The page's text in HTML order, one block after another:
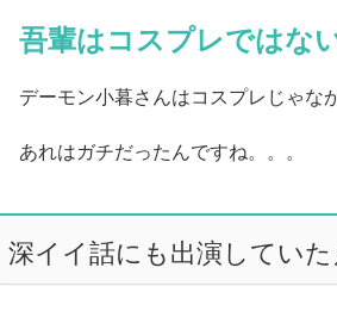
吾輩はコスプレではな
デーモン小暮さんはコスプレじゃな
あれはガチだったんですね。。。
深イイ話にも出演してい